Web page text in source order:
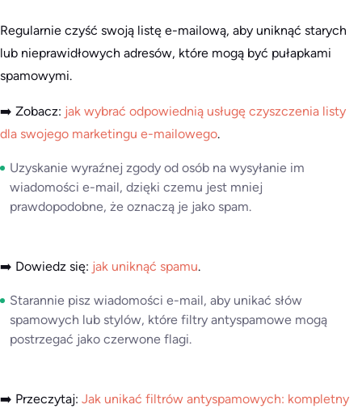
Regularnie czyść swoją listę e-mailową, aby uniknąć starych
lub nieprawidłowych adresów, które mogą być pułapkami
spamowymi.
➡️ Zobacz: jak wybrać odpowiednią usługę czyszczenia listy
dla swojego marketingu e-mailowego.
Uzyskanie wyraźnej zgody od osób na wysyłanie im
wiadomości e-mail, dzięki czemu jest mniej
prawdopodobne, że oznaczą je jako spam.
➡️ Dowiedz się: jak uniknąć spamu.
Starannie pisz wiadomości e-mail, aby unikać słów
spamowych lub stylów, które filtry antyspamowe mogą
postrzegać jako czerwone flagi.
➡️ Przeczytaj: Jak unikać filtrów antyspamowych: kompletny